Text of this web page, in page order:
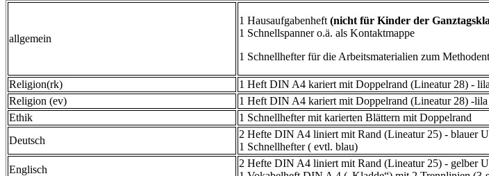
allgemein
1 Hausaufgabenheft (nicht für Kinder der
1 Schnellspanner o.ä. als Kontaktmappe
1 Schnellhefter für die Arbeitsmaterialien zum
Religion(rk)
1 Heft DIN A4 kariert mit Doppelrand (Lineatur 28) -
Religion (ev)
1 Heft DIN A4 kariert mit Doppelrand (Lineatur 28) -
Ethik
1 Schnellhefter mit karierten Blättern mit Doppelrand
Deutsch
2 Hefte DIN A4 liniert mit Rand (Lineatur 25) - blauer
1 Schnellhefter ( evtl. blau)
Englisch
2 Hefte DIN A4 liniert mit Rand (Lineatur 25) - gelber